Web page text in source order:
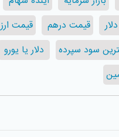
قیمت درهم قیمت ارز
سود سپرده دلار یا یورو